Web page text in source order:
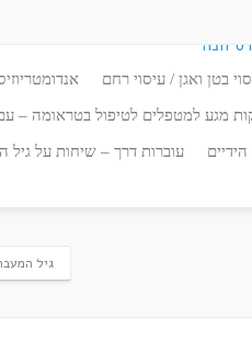
בטן ואגן / עיסוי רחם
מגע למטפלים לטיפול בטראומה – עם
עוברות דרך – שיחות על גיל
גיל